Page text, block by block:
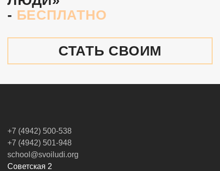
- БЕСПЛАТНО
СТАТЬ СВОИМ
+7 (4942) 500-538
+7 (4942) 501-948
school@svoiludi.org
Советская 2